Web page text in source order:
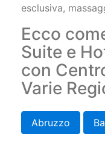
esclusiva,
Ecco
Suite e
con
Varie
Abruzzo